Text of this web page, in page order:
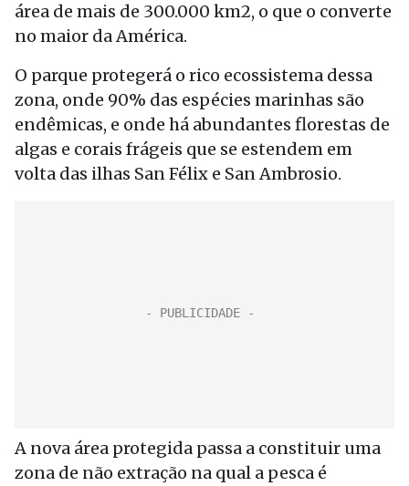
área de mais de 300.000 km2, o que o converte
no maior da América.
O parque protegerá o rico ecossistema dessa
zona, onde 90% das espécies marinhas são
endêmicas, e onde há abundantes florestas de
algas e corais frágeis que se estendem em
volta das ilhas San Félix e San Ambrosio.
A nova área protegida passa a constituir uma
zona de não extração na qual a pesca é